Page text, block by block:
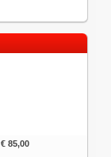
€ 85,00